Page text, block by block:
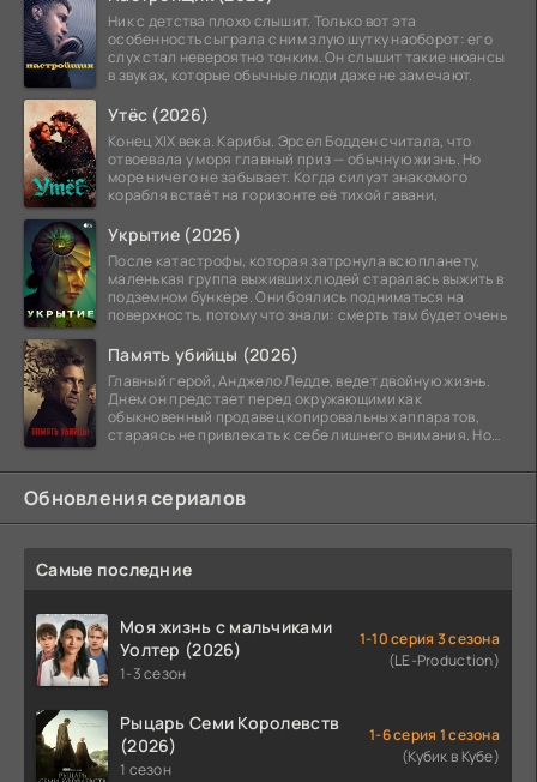
Ник с детства плохо слышит. Только вот эта
особенность сыграла с ним злую шутку наоборот: его
слух стал невероятно тонким. Он слышит такие нюансы
в звуках, которые обычные люди даже не замечают.
Утёс (2026)
Конец XIX века. Карибы. Эрсел Бодден считала, что
отвоевала у моря главный приз — обычную жизнь. Но
море ничего не забывает. Когда силуэт знакомого
корабля встаёт на горизонте её тихой гавани,
Укрытие (2026)
После катастрофы, которая затронула всю планету,
маленькая группа выживших людей старалась выжить в
подземном бункере. Они боялись подниматься на
поверхность, потому что знали: смерть там будет очень
Память убийцы (2026)
Главный герой, Анджело Ледде, ведет двойную жизнь.
Днем он предстает перед окружающими как
обыкновенный продавец копировальных аппаратов,
стараясь не привлекать к себе лишнего внимания. Но
Обновления сериалов
Самые последние
Моя жизнь с мальчиками
Уолтер (2026)
1-3 сезон
1-10 серия 3 сезона
(LE-Production)
Рыцарь Семи Королевств
(2026)
1 сезон
1-6 серия 1 сезона
(Кубик в Кубе)